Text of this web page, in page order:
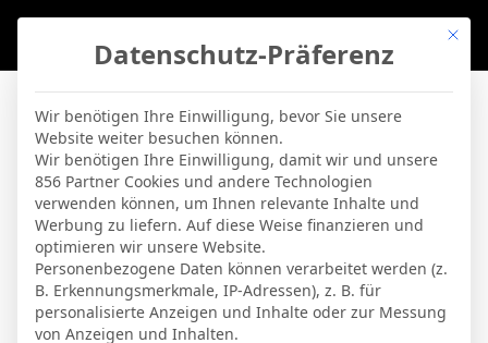
A. Cordero Vega
Micha Sassie 19. April 2026
Voller Name Adrian Cordero Vega
Mit
Datenschutz-Präferenz
Wir benötigen Ihre Einwilligung, bevor Sie unsere
Website weiter besuchen können.
Wir benötigen Ihre Einwilligung, damit wir und unsere
856 Partner Cookies und andere Technologien
verwenden können, um Ihnen relevante Inhalte und
Werbung zu liefern. Auf diese Weise finanzieren und
optimieren wir unsere Website.
Personenbezogene Daten können verarbeitet werden (z.
B. Erkennungsmerkmale, IP-Adressen), z. B. für
personalisierte Anzeigen und Inhalte oder zur Messung
von Anzeigen und Inhalten.